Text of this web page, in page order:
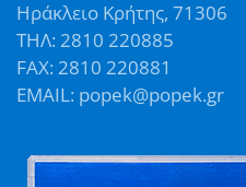
Ηράκλειο Κρήτης, 71306
ΤΗΛ: 2810 220885
FAX: 2810 220881
EMAIL: popek@popek.gr